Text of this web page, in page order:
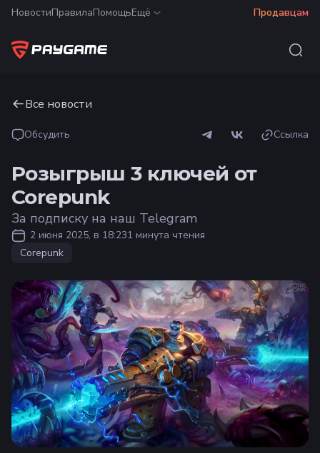
НовостиПравилаПомощьЕщё Продавцам
Все новости
Обсудить Ссылка
Розыгрыш 3 ключей от
Corepunk
За подписку на наш Telegram
2 июня 2025, в 18:231 минута чтения
Corepunk